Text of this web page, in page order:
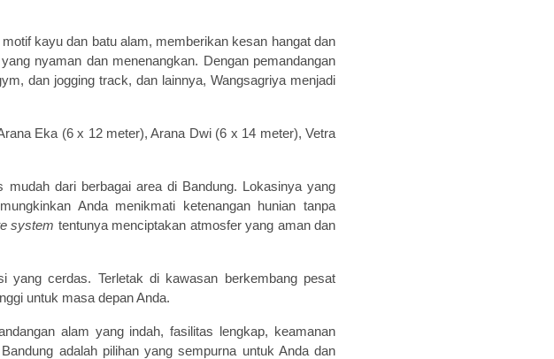
kayu dan batu alam, memberikan kesan hangat dan
nyaman dan menenangkan. Dengan pemandangan
dan jogging track, dan lainnya, Wangsagriya menjadi
Eka (6 x 12 meter), Arana Dwi (6 x 14 meter), Vetra
dari berbagai area di Bandung. Lokasinya yang
Anda menikmati ketenangan hunian tanpa
system tentunya menciptakan atmosfer yang aman dan
yang cerdas. Terletak di kawasan berkembang pesat
untuk masa depan Anda.
alam yang indah, fasilitas lengkap, keamanan
adalah pilihan yang sempurna untuk Anda dan